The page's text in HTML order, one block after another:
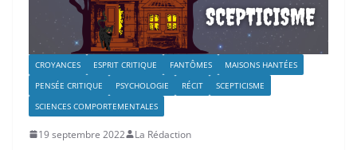
CROYANCES ESPRIT CRITIQUE FANTÔMES
MAISONS HANTÉES
PENSÉE CRITIQUE
PSYCHOLOGIE RÉCIT
SCEPTICISME
SCIENCES COMPORTEMENTALES
19 septembre 2022 La Rédaction